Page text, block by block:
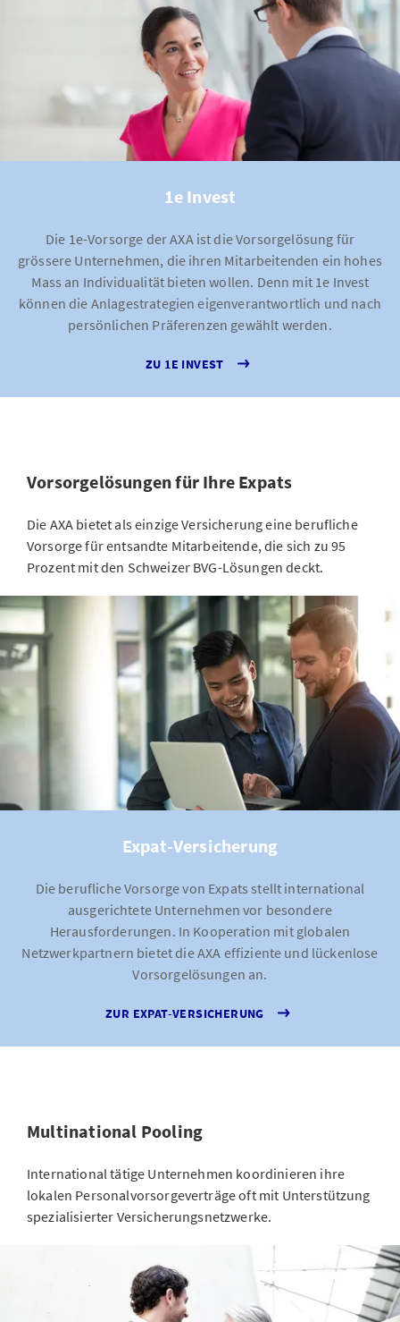
1e Invest
Die 1e-Vorsorge der AXA ist die Vorsorgelösung für
grössere Unternehmen, die ihren Mitarbeitenden ein hohes
Mass an Individualität bieten wollen. Denn mit 1e Invest
können die Anlagestrategien eigenverantwortlich und nach
persönlichen Präferenzen gewählt werden.
ZU 1E INVEST
Vorsorgelösungen für Ihre Expats
Die AXA bietet als einzige Versicherung eine berufliche
Vorsorge für entsandte Mitarbeitende, die sich zu 95
Prozent mit den Schweizer BVG-Lösungen deckt.
Expat-Versicherung
Die berufliche Vorsorge von Expats stellt international
ausgerichtete Unternehmen vor besondere
Herausforderungen. In Kooperation mit globalen
Netzwerkpartnern bietet die AXA effiziente und lückenlose
Vorsorgelösungen an.
ZUR EXPAT-VERSICHERUNG
Multinational Pooling
International tätige Unternehmen koordinieren ihre
lokalen Personalvorsorgeverträge oft mit Unterstützung
spezialisierter Versicherungsnetzwerke.